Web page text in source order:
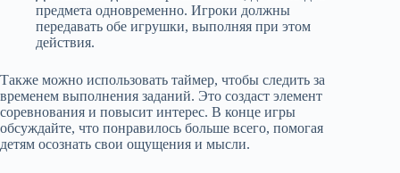
предмета одновременно. Игроки должны
передавать обе игрушки, выполняя при этом
действия.
Также можно использовать таймер, чтобы следить за
временем выполнения заданий. Это создаст элемент
соревнования и повысит интерес. В конце игры
обсуждайте, что понравилось больше всего, помогая
детям осознать свои ощущения и мысли.